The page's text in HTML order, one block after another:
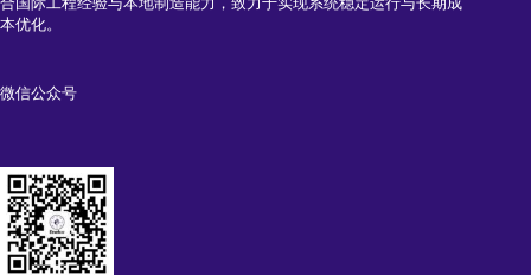
本优化。
微信公众号